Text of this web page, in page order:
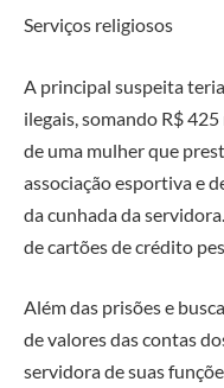
Serviços religiosos
A principal suspeita
ilegais, somando R$
de uma mulher que
associação esportiva e
da cunhada da
de cartões de crédito
Além das prisões e
de valores das contas
servidora de suas